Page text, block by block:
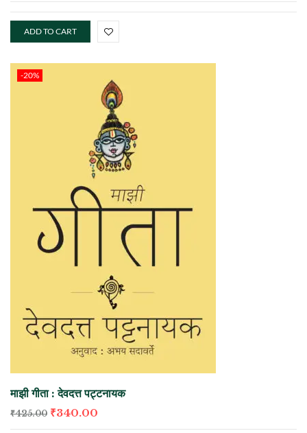
ADD TO CART
-20%
माझी गीता : देवदत्त पट्टनायक
₹425.00 ₹340.00